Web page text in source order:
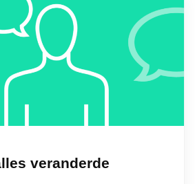
veranderde